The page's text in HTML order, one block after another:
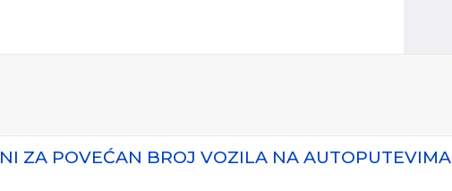
ZA POVEĆAN BROJ VOZILA NA AUTOPUTEVIMA